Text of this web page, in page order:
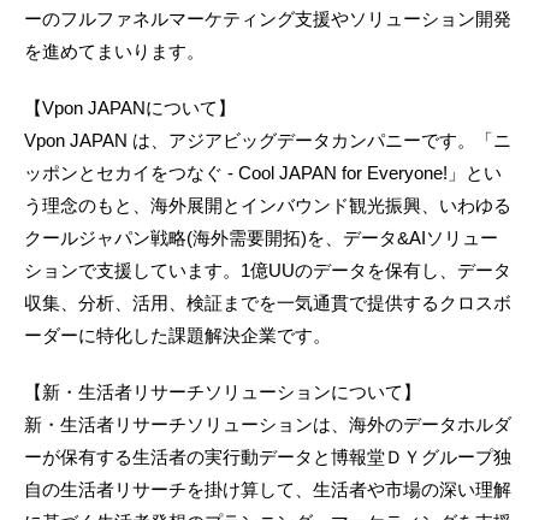
ーのフルファネルマーケティング支援やソリューション開発
を進めてまいります。
【Vpon JAPANについて】
Vpon JAPAN は、アジアビッグデータカンパニーです。「ニ
ッポンとセカイをつなぐ - Cool JAPAN for Everyone!」とい
う理念のもと、海外展開とインバウンド観光振興、いわゆる
クールジャパン戦略(海外需要開拓)を、データ&AIソリュー
ションで支援しています。1億UUのデータを保有し、データ
収集、分析、活用、検証までを一気通貫で提供するクロスボ
ーダーに特化した課題解決企業です。
【新・生活者リサーチソリューションについて】
新・生活者リサーチソリューションは、海外のデータホルダ
ーが保有する生活者の実行動データと博報堂ＤＹグループ独
自の生活者リサーチを掛け算して、生活者や市場の深い理解